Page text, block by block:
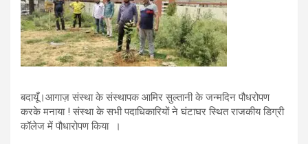
बदायूँ।आगाज़ संस्था के संस्थापक आमिर सुल्तानी के जन्मदिन पौधरोपण
करके मनाया ! संस्था के सभी पदाधिकारियों ने घंटाघर स्थित राजकीय डिग्री
कॉलेज में पौधारोपण किया ।